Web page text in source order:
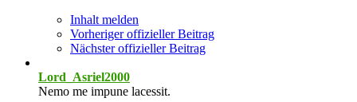
Inhalt melden
Vorheriger offizieller Beitrag
Nächster offizieller Beitrag
Lord_Asriel2000
Nemo me impune lacessit.